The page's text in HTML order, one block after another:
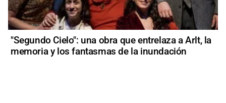
"Segundo Cielo": una obra que entrelaza a Arlt, la
memoria y los fantasmas de la inundación